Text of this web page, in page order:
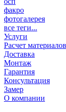
факро
фотогалерея
все теги...
Услуги
Расчет материалов
Доставка
Монтаж
Гарантия
Консультация
Замер
О компании